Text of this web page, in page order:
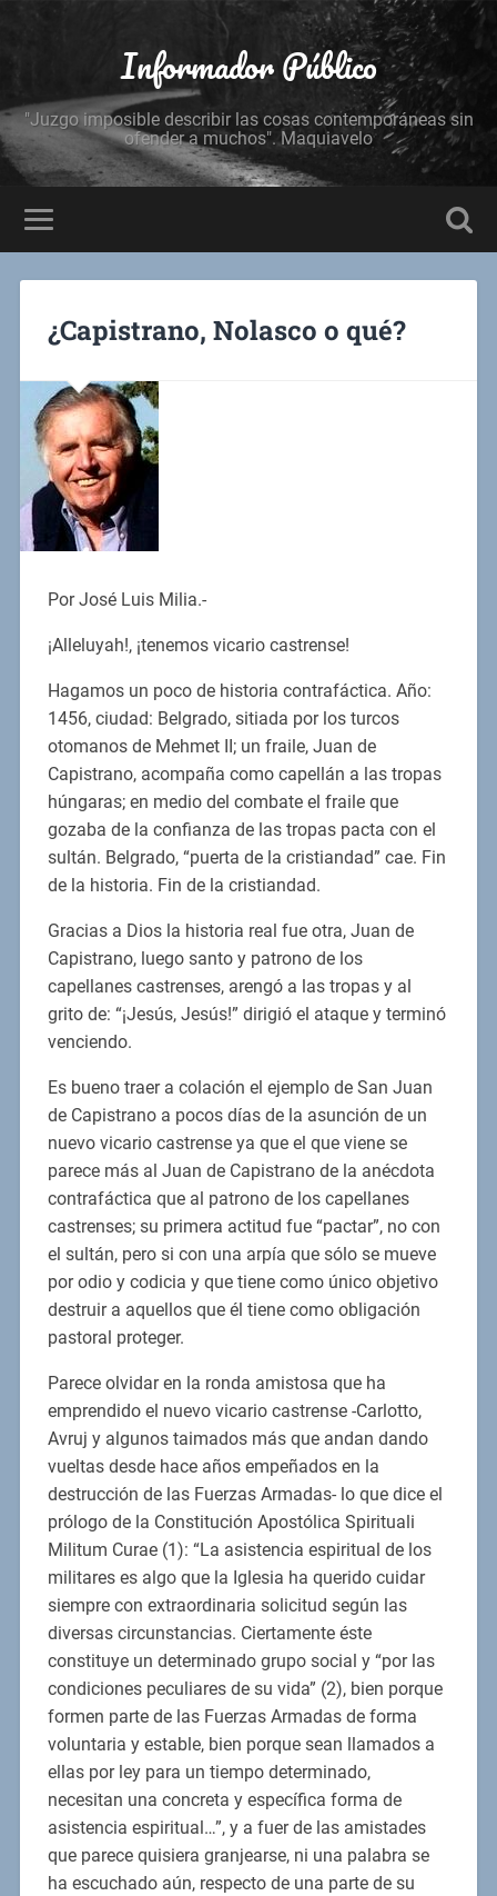
Informador Público
"Juzgo imposible describir las cosas contemporáneas sin
ofender a muchos". Maquiavelo
¿Capistrano, Nolasco o qué?
Por José Luis Milia.-
¡Alleluyah!, ¡tenemos vicario castrense!
Hagamos un poco de historia contrafáctica. Año:
1456, ciudad: Belgrado, sitiada por los turcos
otomanos de Mehmet II; un fraile, Juan de
Capistrano, acompaña como capellán a las tropas
húngaras; en medio del combate el fraile que
gozaba de la confianza de las tropas pacta con el
sultán. Belgrado, “puerta de la cristiandad” cae. Fin
de la historia. Fin de la cristiandad.
Gracias a Dios la historia real fue otra, Juan de
Capistrano, luego santo y patrono de los
capellanes castrenses, arengó a las tropas y al
grito de: “¡Jesús, Jesús!” dirigió el ataque y terminó
venciendo.
Es bueno traer a colación el ejemplo de San Juan
de Capistrano a pocos días de la asunción de un
nuevo vicario castrense ya que el que viene se
parece más al Juan de Capistrano de la anécdota
contrafáctica que al patrono de los capellanes
castrenses; su primera actitud fue “pactar”, no con
el sultán, pero si con una arpía que sólo se mueve
por odio y codicia y que tiene como único objetivo
destruir a aquellos que él tiene como obligación
pastoral proteger.
Parece olvidar en la ronda amistosa que ha
emprendido el nuevo vicario castrense -Carlotto,
Avruj y algunos taimados más que andan dando
vueltas desde hace años empeñados en la
destrucción de las Fuerzas Armadas- lo que dice el
prólogo de la Constitución Apostólica Spirituali
Militum Curae (1): “La asistencia espiritual de los
militares es algo que la Iglesia ha querido cuidar
siempre con extraordinaria solicitud según las
diversas circunstancias. Ciertamente éste
constituye un determinado grupo social y “por las
condiciones peculiares de su vida” (2), bien porque
formen parte de las Fuerzas Armadas de forma
voluntaria y estable, bien porque sean llamados a
ellas por ley para un tiempo determinado,
necesitan una concreta y específica forma de
asistencia espiritual…”, y a fuer de las amistades
que parece quisiera granjearse, ni una palabra se
ha escuchado aún, respecto de una parte de su